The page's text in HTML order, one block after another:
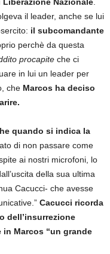
Nazionale.
il leader, anche se lui
il subcomandante
perchè da questa
procapite che ci
in lui un leader per
che Marcos ha deciso
quando si indica la
di non passare come
ai nostri microfoni, lo
della sua ultima
Cacucci- che avesse
Cacucci ricorda
dell’insurrezione
in Marcos “un grande